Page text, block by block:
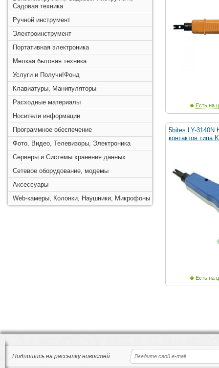
Садовая техника
Ручной инструмент
Электроинструмент
Портативная электроника
Мелкая бытовая техника
Услуги и Получи!Фонд
Клавиатуры, Манипуляторы
Расходные материалы
Носители информации
Программное обеспечение
Фото, Видео, Телевизоры, Электроника
Серверы и Системы хранения данных
Сетевое оборудование, модемы
Аксессуары
Web-камеры, Колонки, Наушники, Микрофоны
Есть на
5bites LY-3140N
контактов типа
Есть на
Подпишись на рассылку новостей